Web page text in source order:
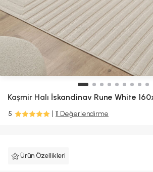
Kaşmir Halı İskandinav Rune White
5 11 Değerlendirme
Ürün Özellikleri